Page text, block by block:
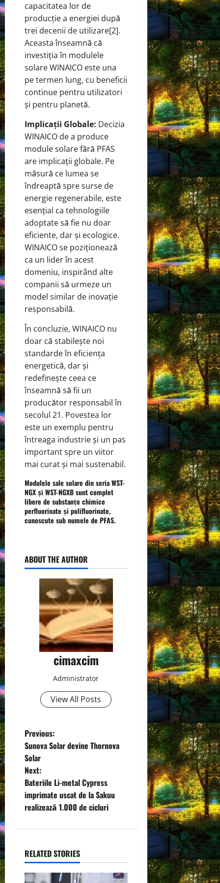
capacitatea lor de
producție a energiei după
trei decenii de utilizare[2].
Aceasta înseamnă că
investiția în modulele
solare WINAICO este una
pe termen lung, cu beneficii
continue pentru utilizatori
și pentru planetă.
Implicații Globale: Decizia
WINAICO de a produce
module solare fără PFAS
are implicații globale. Pe
măsură ce lumea se
îndreaptă spre surse de
energie regenerabile, este
esențial ca tehnologiile
adoptate să fie nu doar
eficiente, dar și ecologice.
WINAICO se poziționează
ca un lider în acest
domeniu, inspirând alte
companii să urmeze un
model similar de inovație
responsabilă.
În concluzie, WINAICO nu
doar că stabilește noi
standarde în eficiența
energetică, dar și
redefinește ceea ce
înseamnă să fii un
producător responsabil în
secolul 21. Povestea lor
este un exemplu pentru
întreaga industrie și un pas
important spre un viitor
mai curat și mai sustenabil.
Modulele sale solare din seria WST-
NGX și WST-NGXB sunt complet
libere de substanțe chimice
perfluorinate și polifluorinate,
cunoscute sub numele de PFAS.
ABOUT THE AUTHOR
cimaxcim
Administrator
View All Posts
P
o
s
t
v
Previous:
Sunova Solar devine Thornova
Solar
Next:
Bateriile Li-metal Cypress
imprimate uscat de la Sakuu
realizează 1.000 de cicluri
RELATED STORIES